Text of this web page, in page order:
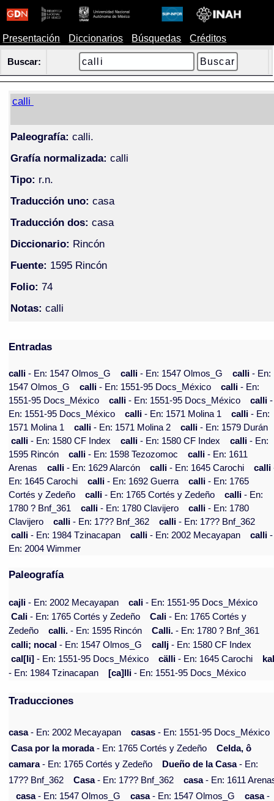
Presentación Diccionarios Búsquedas Créditos
Buscar:
calli
Paleografía: calli.
Grafía normalizada: calli
Tipo: r.n.
Traducción uno: casa
Traducción dos: casa
Diccionario: Rincón
Fuente: 1595 Rincón
Folio: 74
Notas: calli
Entradas
calli- En: 1547 Olmos_G calli- En: 1547 Olmos_G calli- En:
1547 Olmos_G
calli- En: 1551-95 Docs_México calli- En:
1551-95 Docs_México
calli- En: 1551-95 Docs_México calli-
En: 1551-95 Docs_México
calli- En: 1571 Molina 1 calli- En:
1571 Molina 1
calli- En: 1571 Molina 2 calli- En: 1579 Durán
calli- En: 1580 CF Index calli- En: 1580 CF Index calli- En:
1595 Rincón
calli- En: 1598 Tezozomoc calli- En: 1611
Arenas
calli- En: 1629 Alarcón calli- En: 1645 Carochi calli
En: 1645 Carochi
calli- En: 1692 Guerra calli- En: 1765
Cortés y Zedeño
calli- En: 1765 Cortés y Zedeño calli- En:
1780 ? Bnf_361
calli- En: 1780 Clavijero calli- En: 1780
Clavijero
calli- En: 17?? Bnf_362 calli- En: 17?? Bnf_362
calli- En: 1984 Tzinacapan calli- En: 2002 Mecayapan calli-
En: 2004 Wimmer
Paleografía
cajli - En: 2002 Mecayapan cali - En: 1551-95 Docs_México
Cali - En: 1765 Cortés y Zedeño Cali - En: 1765 Cortés y
Zedeño
calli. - En: 1595 Rincón Calli. - En: 1780 ? Bnf_361
calli; nocal - En: 1547 Olmos_G callj - En: 1580 CF Index
cal[li] - En: 1551-95 Docs_México cälli - En: 1645 Carochi
- En: 1984 Tzinacapan
[ca]lli - En: 1551-95 Docs_México
Traducciones
casa- En: 2002 Mecayapan casas - En: 1551-95 Docs_México
Casa por la morada- En: 1765 Cortés y Zedeño
Celda, ô
camara- En: 1765 Cortés y Zedeño Dueño de la Casa- En:
17?? Bnf_362
Casa- En: 17?? Bnf_362 casa- En: 1611
casa- En: 1547 Olmos_G casa- En: 1547 Olmos_G casa-